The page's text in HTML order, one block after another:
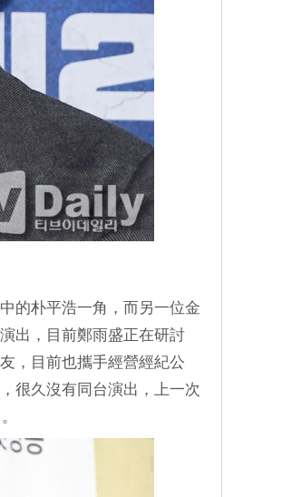
的朴平浩一角，而另一位金
出，目前鄭雨盛正在研討
，目前也攜手經營經紀公
很久沒有同台演出，上一次